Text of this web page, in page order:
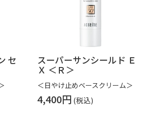
セ スーパーサンシールド Ｅ
Ｘ ＜Ｒ＞
＜日やけ止めベースクリーム＞
4,400円